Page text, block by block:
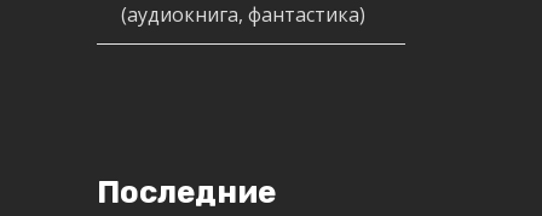
(аудиокнига, фантастика)
Последние